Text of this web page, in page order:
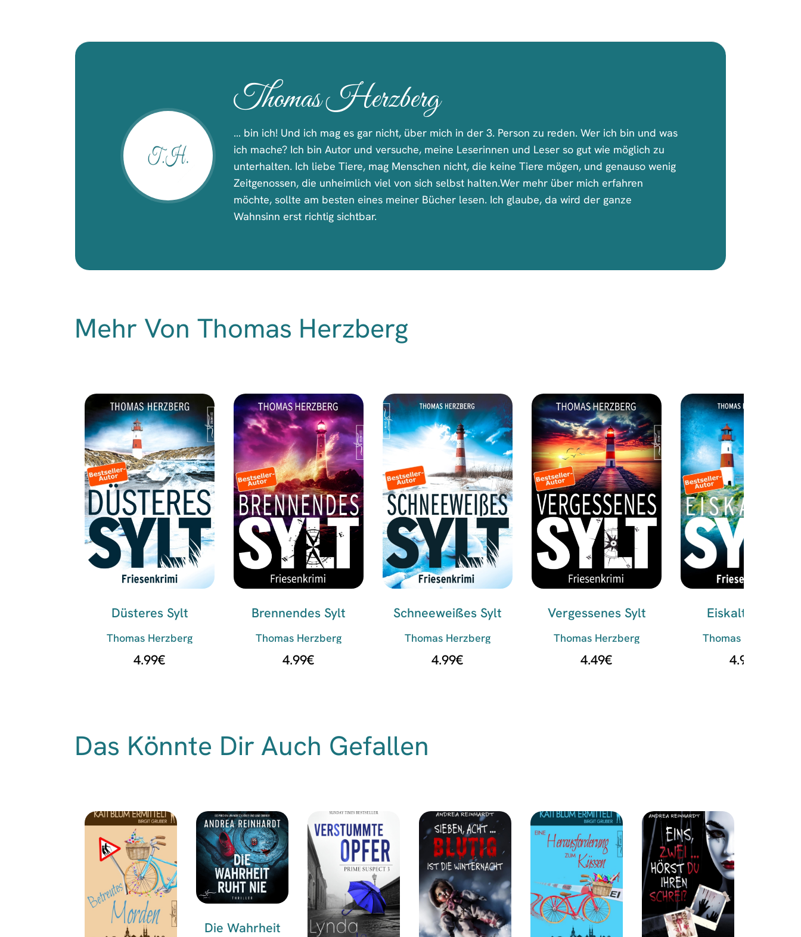
Thomas Herzberg
… bin ich! Und ich mag es gar nicht, über mich in der 3. Person zu reden. Wer ich bin und was
ich mache? Ich bin Autor und versuche, meine Leserinnen und Leser so gut wie möglich zu
unterhalten. Ich liebe Tiere, mag Menschen nicht, die keine Tiere mögen, und genauso wenig
Zeitgenossen, die unheimlich viel von sich selbst halten.Wer mehr über mich erfahren
möchte, sollte am besten eines meiner Bücher lesen. Ich glaube, da wird der ganze
Wahnsinn erst richtig sichtbar.
Mehr Von Thomas Herzberg
Düsteres Sylt
Thomas Herzberg
4.99€
Brennendes Sylt
Thomas Herzberg
4.99€
Schneeweißes Sylt
Thomas Herzberg
4.99€
Vergessenes Sylt
Thomas Herzberg
4.49€
Eiskaltes Sylt
Thomas Herzberg
4.99
Das Könnte Dir Auch Gefallen
Die Wahrheit